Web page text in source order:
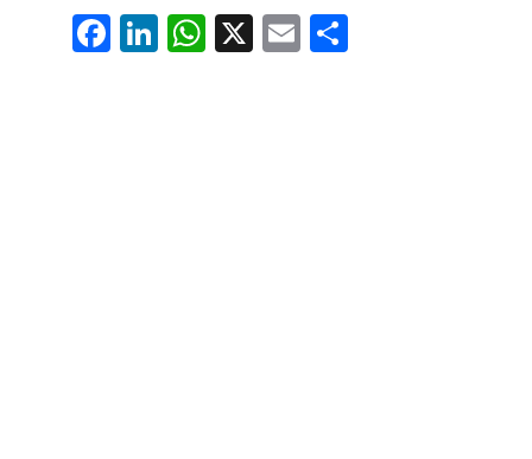
Fa
ce
Li
nk
W
ha
X E
m
Pa
rt